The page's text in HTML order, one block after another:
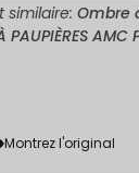
Montrez l'original
similaire: Ombre
AMC